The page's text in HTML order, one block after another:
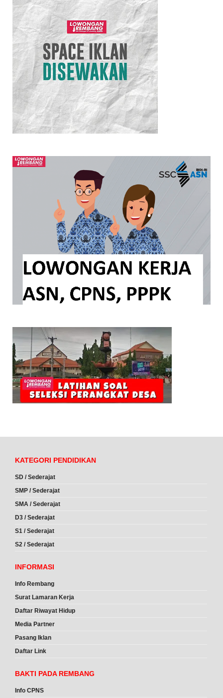
KATEGORI PENDIDIKAN
SD / Sederajat
SMP / Sederajat
SMA / Sederajat
D3 / Sederajat
S1 / Sederajat
S2 / Sederajat
INFORMASI
Info Rembang
Surat Lamaran Kerja
Daftar Riwayat Hidup
Media Partner
Pasang Iklan
Daftar Link
BAKTI PADA REMBANG
Info CPNS